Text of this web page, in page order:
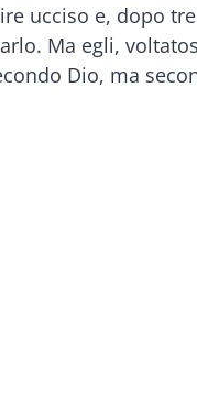
ucciso e, dopo
Ma egli,
Dio, ma